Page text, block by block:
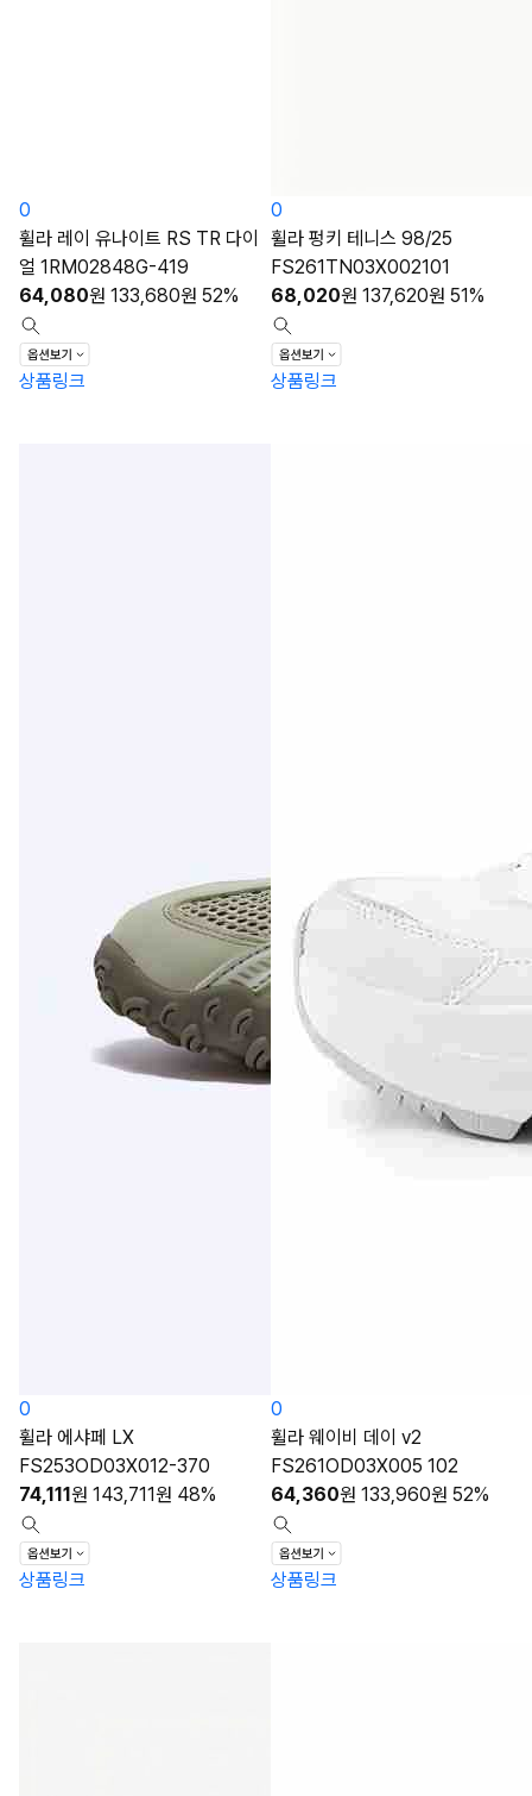
0
휠라 레이 유나이트 RS TR 다이
얼 1RM02848G-419
64,080원 133,680원 52%
상품링크
0
휠라 펑키 테니스 98/25
FS261TN03X002101
68,020원 137,620원 51%
상품링크
0
휠라 에샤페 LX
FS253OD03X012-370
74,111원 143,711원 48%
상품링크
0
휠라 웨이비 데이 v2
FS261OD03X005 102
64,360원 133,960원 52%
상품링크